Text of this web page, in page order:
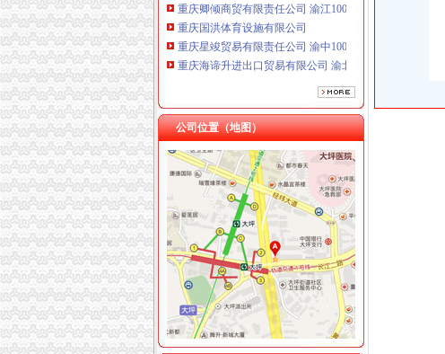
重庆国洪体育设施有限公司
重庆星竣贸易有限责任公司 渝中100万 （进出口权）
重庆海谛升进出口贸易有限公司 渝北100万 （进出口权）
重庆奕欣锦诚商贸有限公司 渝九50万 （工商注册）
重庆信同广告有限公司 渝沙50万 （工商注册）
重庆三虹房地产营销策划有限公司
重庆宝鹰汽车销售有限公司
公司位置（地图）
工商动态
江北区微型企业第二批创业培训呈现三点
垫江县加微企补助资金监管
巫溪局从“五方面”重庆海关在哪里着力加纪检监察工作
巴南区工商分局海关报关注册登记证书牵头召开行政执
江津区召开微型企业协会成立大会
2010年全市海关报关登记证书地理标志助推农村经济发展